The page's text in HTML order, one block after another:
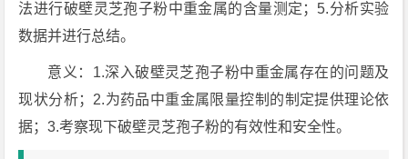
法进行破壁灵芝孢子粉中重金属的含量测定；5.分析实验
数据并进行总结。
意义：1.深入破壁灵芝孢子粉中重金属存在的问题及
现状分析；2.为药品中重金属限量控制的制定提供理论依
据；3.考察现下破壁灵芝孢子粉的有效性和安全性。